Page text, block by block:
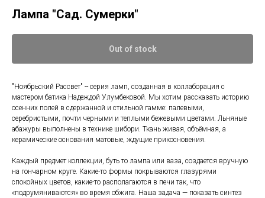
Лампа "Сад. Сумерки"
Out of stock
"Ноябрьский Рассвет" -- серия ламп, созданная в коллаборация с
мастером батика Надеждой Улумбековой. Мы хотим рассказать историю
осенних полей в сдержанной и стильной гамме: палевыми,
серебристыми, почти черными и теплыми бежевыми цветами. Льняные
абажуры выполнены в технике шибори. Ткань живая, объёмная, а
керамические основания матовые, ждущие прикосновения.
Каждый предмет коллекции, буть то лампа или ваза, создается вручную
на гончарном круге. Какие-то формы покрываются глазурями
спокойных цветов, какие-то располагаются в печи так, что
«подрумяниваются» во время обжига. Наша задача — показать синтез